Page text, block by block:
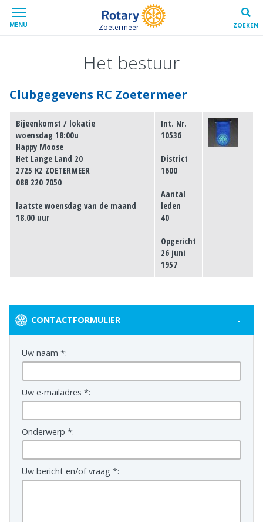
MENU Zoetermeer ZOEKEN
Het bestuur
Clubgegevens RC Zoetermeer
Bijeenkomst / lokatie
woensdag 18:00u
Happy Moose
Het Lange Land 20
2725 KZ ZOETERMEER
088 220 7050
laatste woensdag van de maand
18.00 uur
Int. Nr.
10536
District
1600
Aantal
leden
40
Opgericht
26 juni
1957
CONTACTFORMULIER -
Uw naam *:
Uw e-mailadres *:
Onderwerp *:
Uw bericht en/of vraag *: